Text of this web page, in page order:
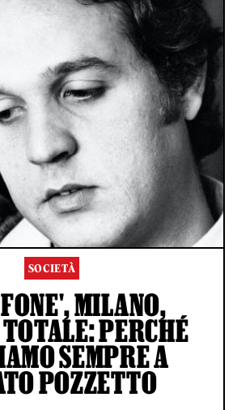
SOCIETÀ
MILANO,
PERCHÉ
SEMPRE A
POZZETTO